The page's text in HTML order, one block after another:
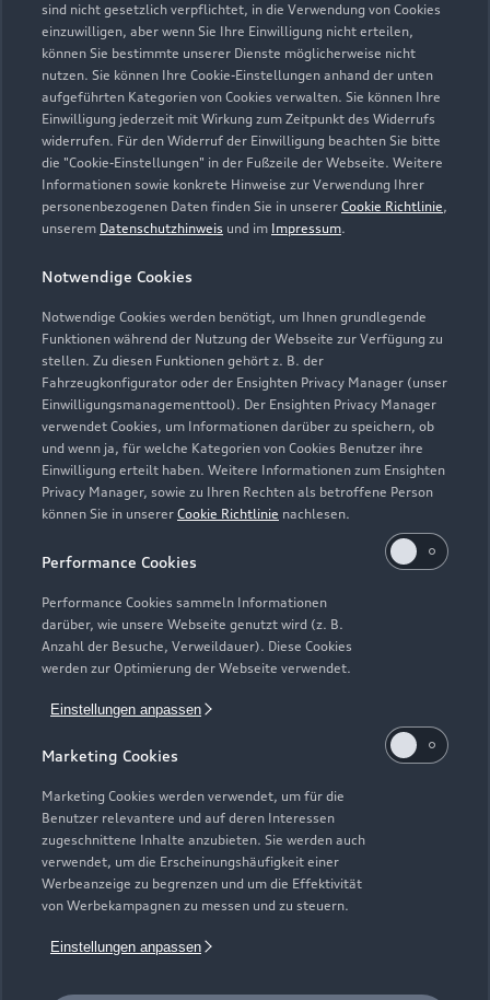
sind nicht gesetzlich verpflichtet, in die Verwendung von Cookies
einzuwilligen, aber wenn Sie Ihre Einwilligung nicht erteilen,
können Sie bestimmte unserer Dienste möglicherweise nicht
nutzen. Sie können Ihre Cookie-Einstellungen anhand der unten
aufgeführten Kategorien von Cookies verwalten. Sie können Ihre
Einwilligung jederzeit mit Wirkung zum Zeitpunkt des Widerrufs
widerrufen. Für den Widerruf der Einwilligung beachten Sie bitte
die "Cookie-Einstellungen" in der Fußzeile der Webseite. Weitere
Informationen sowie konkrete Hinweise zur Verwendung Ihrer
personenbezogenen Daten finden Sie in unserer Cookie Richtlinie,
unserem Datenschutzhinweis und im Impressum.
Notwendige Cookies
Notwendige Cookies werden benötigt, um Ihnen grundlegende
Funktionen während der Nutzung der Webseite zur Verfügung zu
stellen. Zu diesen Funktionen gehört z. B. der
Fahrzeugkonfigurator oder der Ensighten Privacy Manager (unser
Einwilligungsmanagementtool). Der Ensighten Privacy Manager
verwendet Cookies, um Informationen darüber zu speichern, ob
und wenn ja, für welche Kategorien von Cookies Benutzer ihre
Einwilligung erteilt haben. Weitere Informationen zum Ensighten
Privacy Manager, sowie zu Ihren Rechten als betroffene Person
können Sie in unserer Cookie Richtlinie nachlesen.
Performance Cookies
Performance Cookies sammeln Informationen
darüber, wie unsere Webseite genutzt wird (z. B.
Anzahl der Besuche, Verweildauer). Diese Cookies
werden zur Optimierung der Webseite verwendet.
Einstellungen anpassen
Marketing Cookies
Marketing Cookies werden verwendet, um für die
Benutzer relevantere und auf deren Interessen
zugeschnittene Inhalte anzubieten. Sie werden auch
verwendet, um die Erscheinungshäufigkeit einer
Werbeanzeige zu begrenzen und um die Effektivität
von Werbekampagnen zu messen und zu steuern.
Einstellungen anpassen
Zurück nach oben
Modelle
Elektromodelle
Plug-in-Hybride
Neuwagensuche
Gebrauchtwagensuche
Geschäftskunden
Service & Zubehör
Saisonale Angebote
Audi Services
Garantie
Audi digital services
myAudi
Support
Audi Code
Häufige Fragen (FAQ)
Audi Online Beratung
Online-Terminvereinbarung
Servicekontakt
Über Audi
Unternehmen
Karriere
Investor Relations
© 2026 AUDI AG. Alle Rechte vorbehalten
Impressum Rechtliches